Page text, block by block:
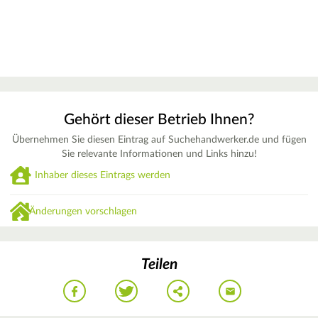
Gehört dieser Betrieb Ihnen?
Übernehmen Sie diesen Eintrag auf Suchehandwerker.de und fügen
Sie relevante Informationen und Links hinzu!
Inhaber dieses Eintrags werden
Änderungen vorschlagen
Teilen